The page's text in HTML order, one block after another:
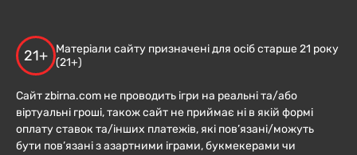
21+
Матеріали сайту призначені для осіб старше 21 року
(21+)
Сайт zbirna.com не проводить ігри на реальні та/або
віртуальні гроші, також сайт не приймає ні в якій формі
оплату ставок та/інших платежів, які пов’язані/можуть
бути пов’язані з азартними іграми, букмекерами чи